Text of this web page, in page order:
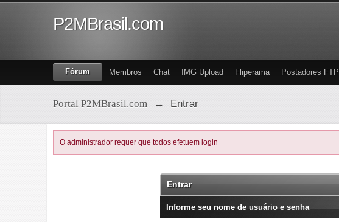
P2MBrasil.com
Fórum Membros Chat IMG Upload Fliperama Postadores FTP
Portal P2MBrasil.com → Entrar
O administrador requer que todos efetuem login
Entrar
Informe seu nome de usuário e senha